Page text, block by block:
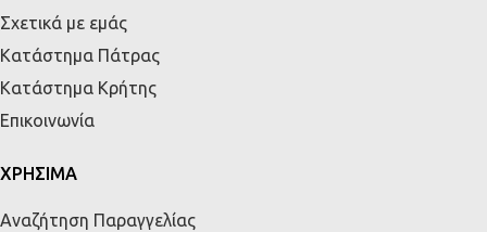
Σχετικά με εμάς
Κατάστημα Πάτρας
Κατάστημα Κρήτης
Επικοινωνία
ΧΡΗΣΙΜΑ
Αναζήτηση Παραγγελίας